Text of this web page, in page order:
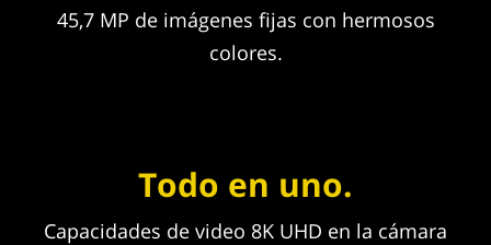
45,7 MP de imágenes fijas con hermosos
colores.
Todo en uno.
Capacidades de video 8K UHD en la cámara